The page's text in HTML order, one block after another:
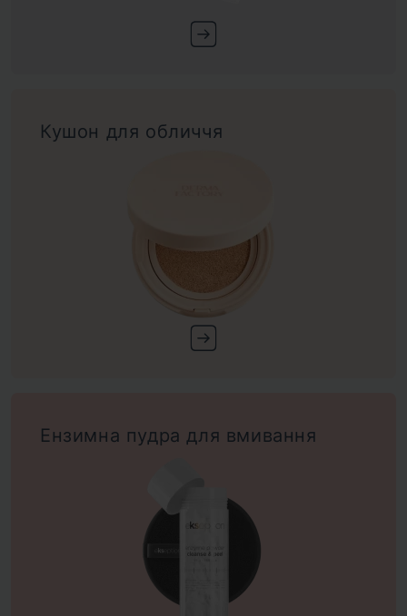
Кушон для обличчя
Ензимна пудра для вмивання